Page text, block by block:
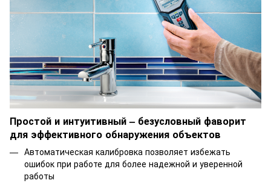
Простой и интуитивный – безусловный фаворит
для эффективного обнаружения объектов
Автоматическая калибровка позволяет избежать
ошибок при работе для более надежной и уверенной
работы